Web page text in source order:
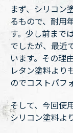
まず、シリコン
るもので、耐用
す。少し前まで
でしたが、最近
います。その理
レタン塗料より
のでコストパフ
そして、今回使
シリコン塗料よ